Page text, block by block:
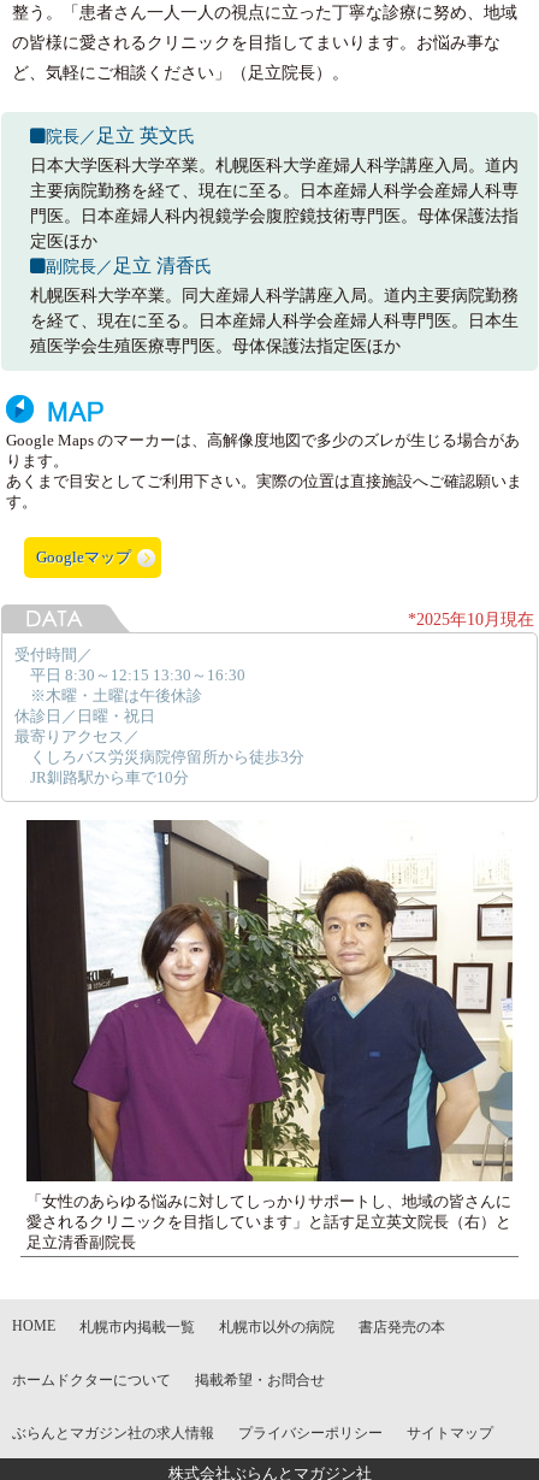
整う。「患者さん一人一人の視点に立った丁寧な診療に努め、地域
の皆様に愛されるクリニックを目指してまいります。お悩み事な
ど、気軽にご相談ください」（足立院長）。
院長／ 足立 英文氏
日本大学医科大学卒業。札幌医科大学産婦人科学講座入局。道内
主要病院勤務を経て、現在に至る。日本産婦人科学会産婦人科専
門医。日本産婦人科内視鏡学会腹腔鏡技術専門医。母体保護法指
定医ほか
副院長／ 足立 清香氏
札幌医科大学卒業。同大産婦人科学講座入局。道内主要病院勤務
を経て、現在に至る。日本産婦人科学会産婦人科専門医。日本生
殖医学会生殖医療専門医。母体保護法指定医ほか
Google Maps のマーカーは、高解像度地図で多少のズレが生じる場合があ
ります。
あくまで目安としてご利用下さい。実際の位置は直接施設へご確認願いま
す。
Googleマップ
*2025年10月現在
受付時間／
平日 8:30～12:15 13:30～16:30
※木曜・土曜は午後休診
休診日／日曜・祝日
最寄りアクセス／
くしろバス労災病院停留所から徒歩3分
JR釧路駅から車で10分
「女性のあらゆる悩みに対してしっかりサポートし、地域の皆さんに
愛されるクリニックを目指しています」と話す足立英文院長（右）と
足立清香副院長
HOME 札幌市内掲載一覧 札幌市以外の病院 書店発売の本
ホームドクターについて 掲載希望・お問合せ
ぶらんとマガジン社の求人情報 プライバシーポリシー サイトマップ
株式会社ぶらんとマガジン社